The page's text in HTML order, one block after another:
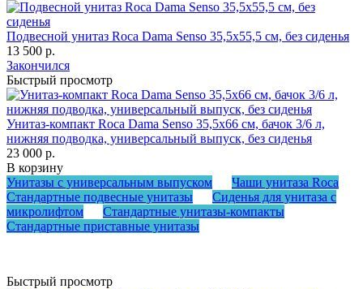
Подвесной унитаз Roca Dama Senso 35,5х55,5 см, без сиденья
13 500 р.
Закончился
Быстрый просмотр
Унитаз-компакт Roca Dama Senso 35,5х66 см, бачок 3/6 л,
нижняя подводка, универсальный выпуск, без сиденья
23 000 р.
В корзину
Унитазы с универсальным выпуском
Чаши унитаза Roca
Стандартные подвесные унитазы
Сиденья для унитаза с
микролифтом
Стандартные унитазы-компакты
Стандартные приставные унитазы
Быстрый просмотр